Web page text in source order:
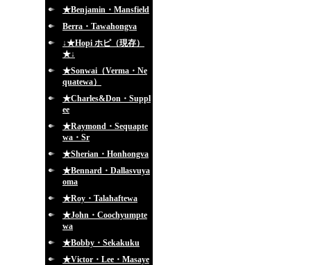
★Benjamin・Mansfield
Berra・Tawahongva
↓★Hopi ホピ（現存）
★↓
★Sonwai（Verma・Ne
quatewa）
★Charles&Don・Suppl
ee
★Raymond・Sequapte
wa・Sr
★Sherian・Honhongva
★Bennard・Dallasvuya
oma
★Roy・Talahaftewa
★John・Coochyumpte
wa
★Bobby・Sekakuku
★Victor・Lee・Masaye